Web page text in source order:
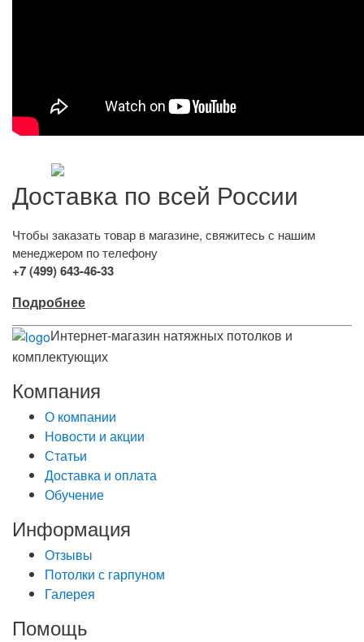
Доставка по всей России
Чтобы заказать товар в магазине, свяжитесь с нашим
менеджером по телефону
+7 (499) 643-46-33
Подробнее
Интернет-магазин натяжных потолков и
комплектующих
Компания
О компании
Новости и акции
Статьи
Доставка и оплата
Обучение
Информация
Отзывы
Потолки с гарпуном
Галерея
Помощь